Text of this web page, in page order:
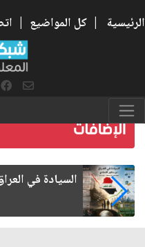
الرئيسية | كل المواضيع |
ما بعد